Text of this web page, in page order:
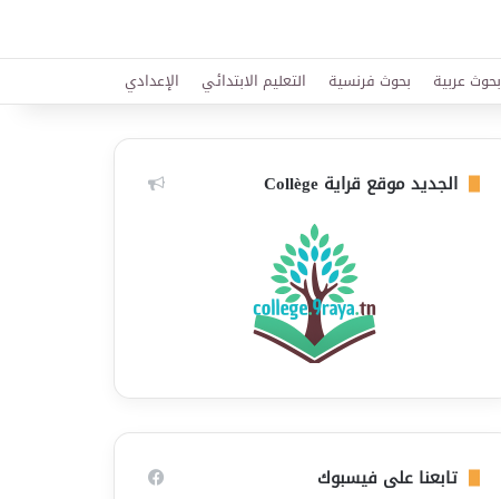
بحوث عربية بحوث فرنسية التعليم الابتدائي الإعدادي
الجديد موقع قراية Collège
تابعنا على فيسبوك